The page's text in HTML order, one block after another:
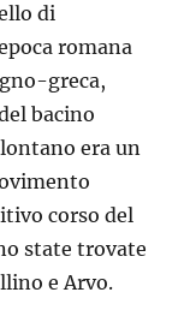
di
romana
greca,
bacino
era un
corso del
state trovate
e Arvo.